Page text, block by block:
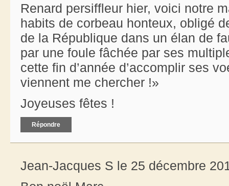
Renard persiffleur hier, voici notre
habits de corbeau honteux, obligé
de la République dans un élan de
par une foule fâchée par ses
cette fin d’année d’accomplir ses
viennent me chercher !»
Joyeuses fêtes !
Répondre
Jean-Jacques S le 25 décembre